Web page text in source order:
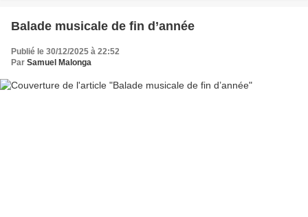
Balade musicale de fin d’année
Publié le 30/12/2025 à 22:52
Par Samuel Malonga